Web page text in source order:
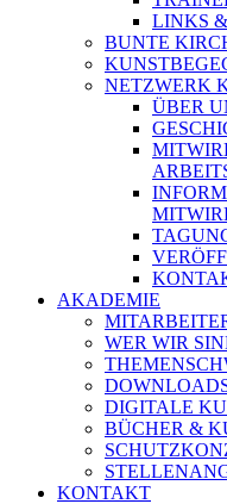
LINKS
BUNTE
NETZWERK
ÜBER
AKADEMIE
WER WIR
DIGITALE
BÜCHER &
KONTAKT